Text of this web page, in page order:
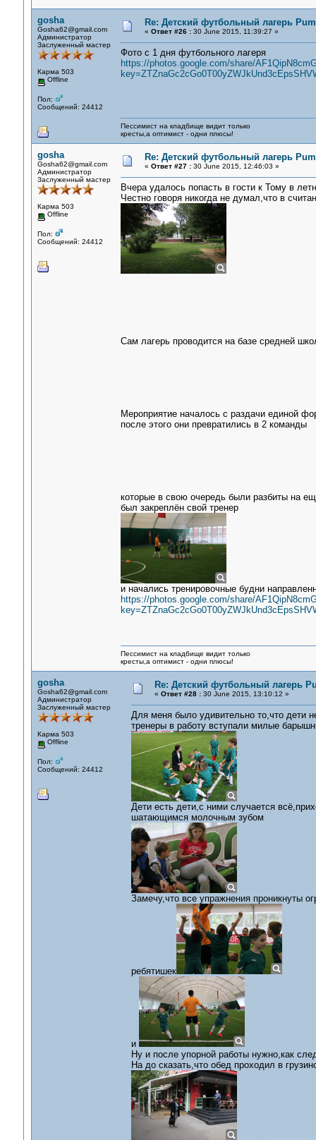
gosha
Gosha62@gmail.com
Администратор
Заслуженный мастер
Карма 503
Offline
Пол:
Сообщений: 24412
Re: Детский футбольный лагерь
« Ответ #26 :30 June 2015, 11:39:27 »
Фото с 1 дня футбольного лагеря
https://photos.google.com/share/
Пессимист на кладбище видит только
кресты,а оптимист - одни плюсы!
gosha
Gosha62@gmail.com
Администратор
Заслуженный мастер
Карма 503
Offline
Пол:
Сообщений: 24412
Re: Детский футбольный лагерь
« Ответ #27 :30 June 2015, 12:46:03 »
Вчера удалось попасть в гости к Тому в
Честно говоря никогда не думал,что в
Сам лагерь проводится на базе средней
Мероприятие началось с раздачи единой
после этого они превратились в 2 команды
которые в свою очередь были разбиты на
был закреплён свой тренер
и начались тренировочные будни
https://photos.google.com/share/
Пессимист на кладбище видит только
кресты,а оптимист - одни плюсы!
gosha
Gosha62@gmail.com
Администратор
Заслуженный мастер
Карма 503
Offline
Пол:
Сообщений: 24412
Re: Детский футбольный лагерь
« Ответ #28 :30 June 2015, 13:10:12 »
Для меня было удивительно то,что дети
тренеры в работу вступали милые
Дети есть дети,с ними случается
шатающимся молочным зубом
Замечу,что все упражнения проникнуты
ребятишек
и
Ну и после упорной работы нужно,как
На до сказать,что обед проходил в